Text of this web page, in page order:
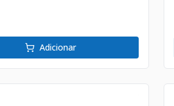
Adicionar